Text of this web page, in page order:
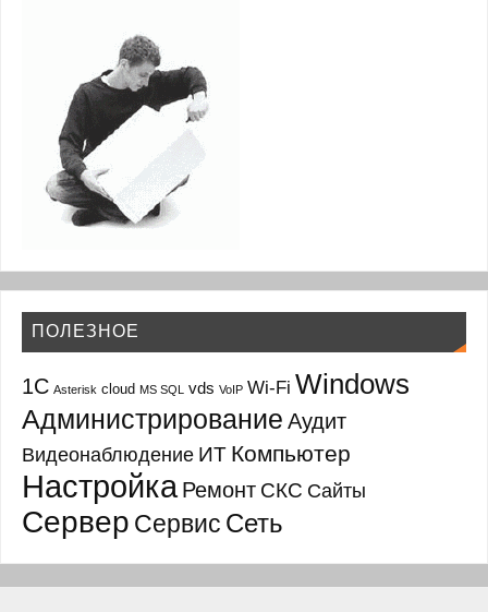
ПОЛЕЗНОЕ
1С Asterisk cloud MS SQL vds VoIP Wi-Fi Windows
Администрирование Аудит
Видеонаблюдение ИТ Компьютер
Настройка Ремонт СКС Сайты
Сервер Сервис Сеть